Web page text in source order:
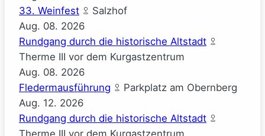
33. Weinfest
Salzhof
Aug. 08. 2026
Rundgang durch die historische Altstadt
Therme III vor dem Kurgastzentrum
Aug. 08. 2026
Fledermausführung
Parkplatz am Obernberg
Aug. 12. 2026
Rundgang durch die historische Altstadt